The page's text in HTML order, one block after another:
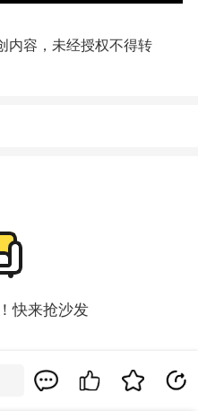
内容，未经授权不得转
快来抢沙发